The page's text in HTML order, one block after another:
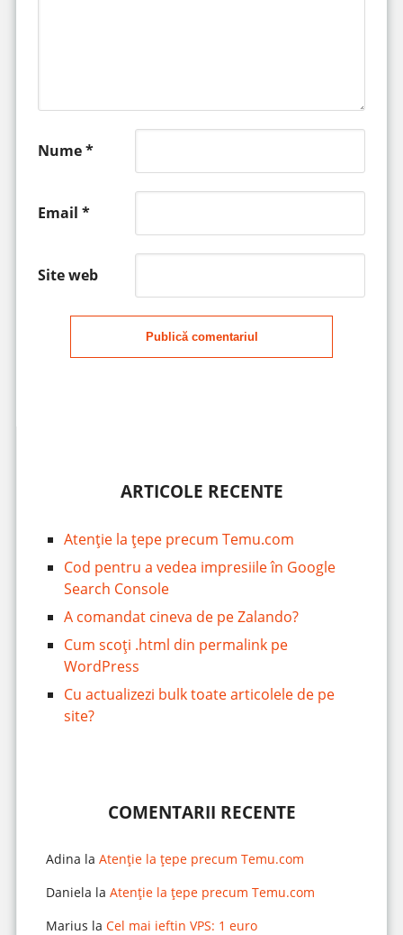
Nume*
Email *
Site web
Publică comentariul
ARTICOLE RECENTE
Atenție la țepe precum Temu.com
Cod pentru a vedea impresiile în Google
Search Console
A comandat cineva de pe Zalando?
Cum scoți .html din permalink pe
WordPress
Cu actualizezi bulk toate articolele de pe
site?
COMENTARII RECENTE
Adina la Atenție la țepe precum Temu.com
Daniela la Atenție la țepe precum Temu.com
Marius la Cel mai ieftin VPS: 1 euro